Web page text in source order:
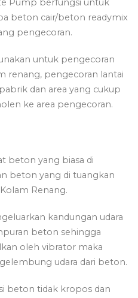
Pump berfungsi untuk
beton cair/beton readymix
pengecoran.
untuk pengecoran
renang, pengecoran lantai
dan area yang cukup
ke area pengecoran.
beton yang biasa di
beton yang di tuangkan
Renang.
kandungan udara
beton sehingga
oleh vibrator maka
udara dari beton.
beton tidak kropos dan